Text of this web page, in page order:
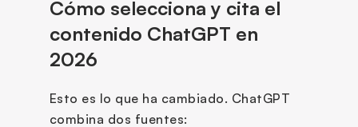
Cómo selecciona y cita el
contenido ChatGPT en
2026
Esto es lo que ha cambiado. ChatGPT
combina dos fuentes: